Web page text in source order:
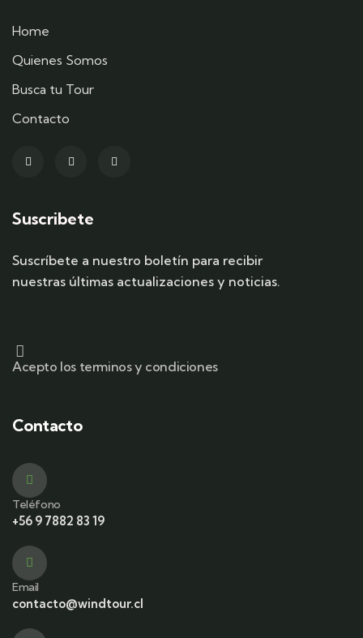
Home
Quienes Somos
Busca tu Tour
Contacto
Suscribete
Suscríbete a nuestro boletín para recibir
nuestras últimas actualizaciones y noticias.
Acepto los terminos y condiciones
Contacto
Teléfono
+56 9 7882 83 19
Email
contacto@windtour.cl